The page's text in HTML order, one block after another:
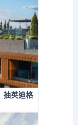
英迪格